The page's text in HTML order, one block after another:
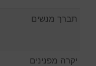
תברך מנשים
יקרה מפנינים